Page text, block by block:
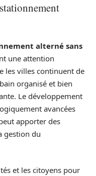
alterné sans
une attention
les villes continuent de
organisé et bien
Le développement
avancées
apporter des
gestion du
et les citoyens pour